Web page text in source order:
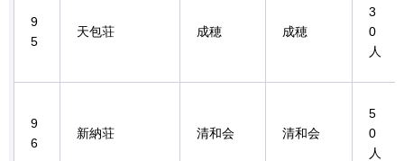
9
5
天包荘 成穂 成穂
3
0
人
9
6
新納荘 清和会 清和会
5
0
人